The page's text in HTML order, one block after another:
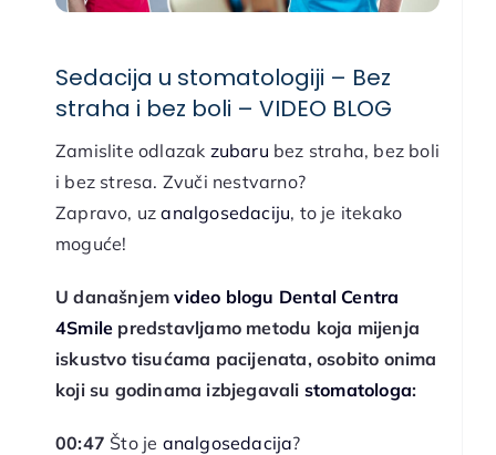
Sedacija u stomatologiji – Bez
straha i bez boli – VIDEO BLOG
Zamislite odlazak zubaru bez straha, bez boli
i bez stresa. Zvuči nestvarno?
Zapravo, uzanalgosedaciju, to je itekako
moguće!
U današnjemvideo blogu Dental Centra
4Smile predstavljamo metodu koja mijenja
iskustvo tisućama pacijenata, osobito onima
koji su godinama izbjegavali stomatologa:
00:47 Što je analgosedacija?